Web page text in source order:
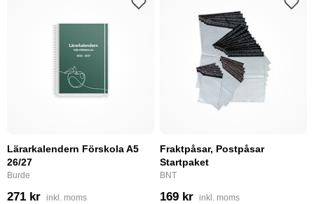
Lärarkalendern Förskola A5
26/27
Burde
271 kr inkl. moms
Fraktpåsar, Postpåsar
Startpaket
BNT
169 kr inkl. moms